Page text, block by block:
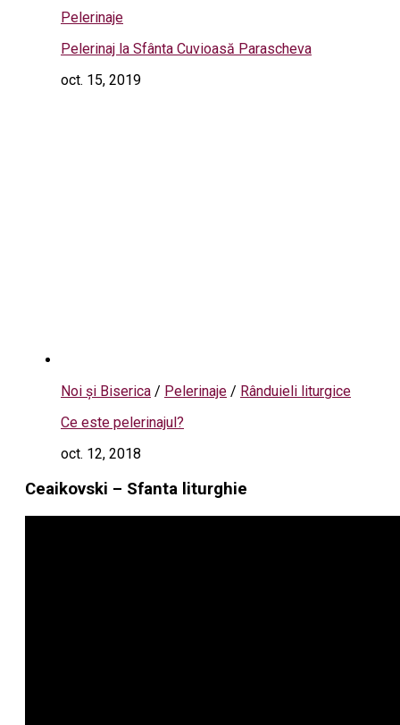
Pelerinaje
Pelerinaj la Sfânta Cuvioasă Parascheva
oct. 15, 2019
Noi și Biserica / Pelerinaje / Rânduieli liturgice
Ce este pelerinajul?
oct. 12, 2018
Ceaikovski – Sfanta liturghie